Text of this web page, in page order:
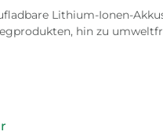
Lithium-Ionen-
hin zu